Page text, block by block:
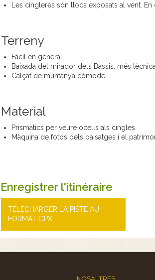
Les cingleres són llocs exposats al vent.
Terreny
Fàcil en general.
Baixada del mirador dels Bassis, més tècnica.
Calçat de muntanya còmode.
Material
Prismàtics per veure ocells als cingles.
Màquina de fotos pels paisatges i el
Enregistrer l'itinéraire
TÉLÉCHARGER LA PISTE AU
FORMAT GPX